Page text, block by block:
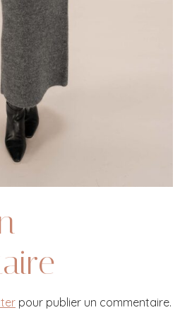
pour publier un commentaire.